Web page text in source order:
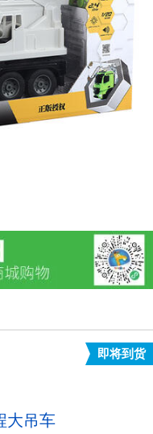
画板
即将到货
大吊车